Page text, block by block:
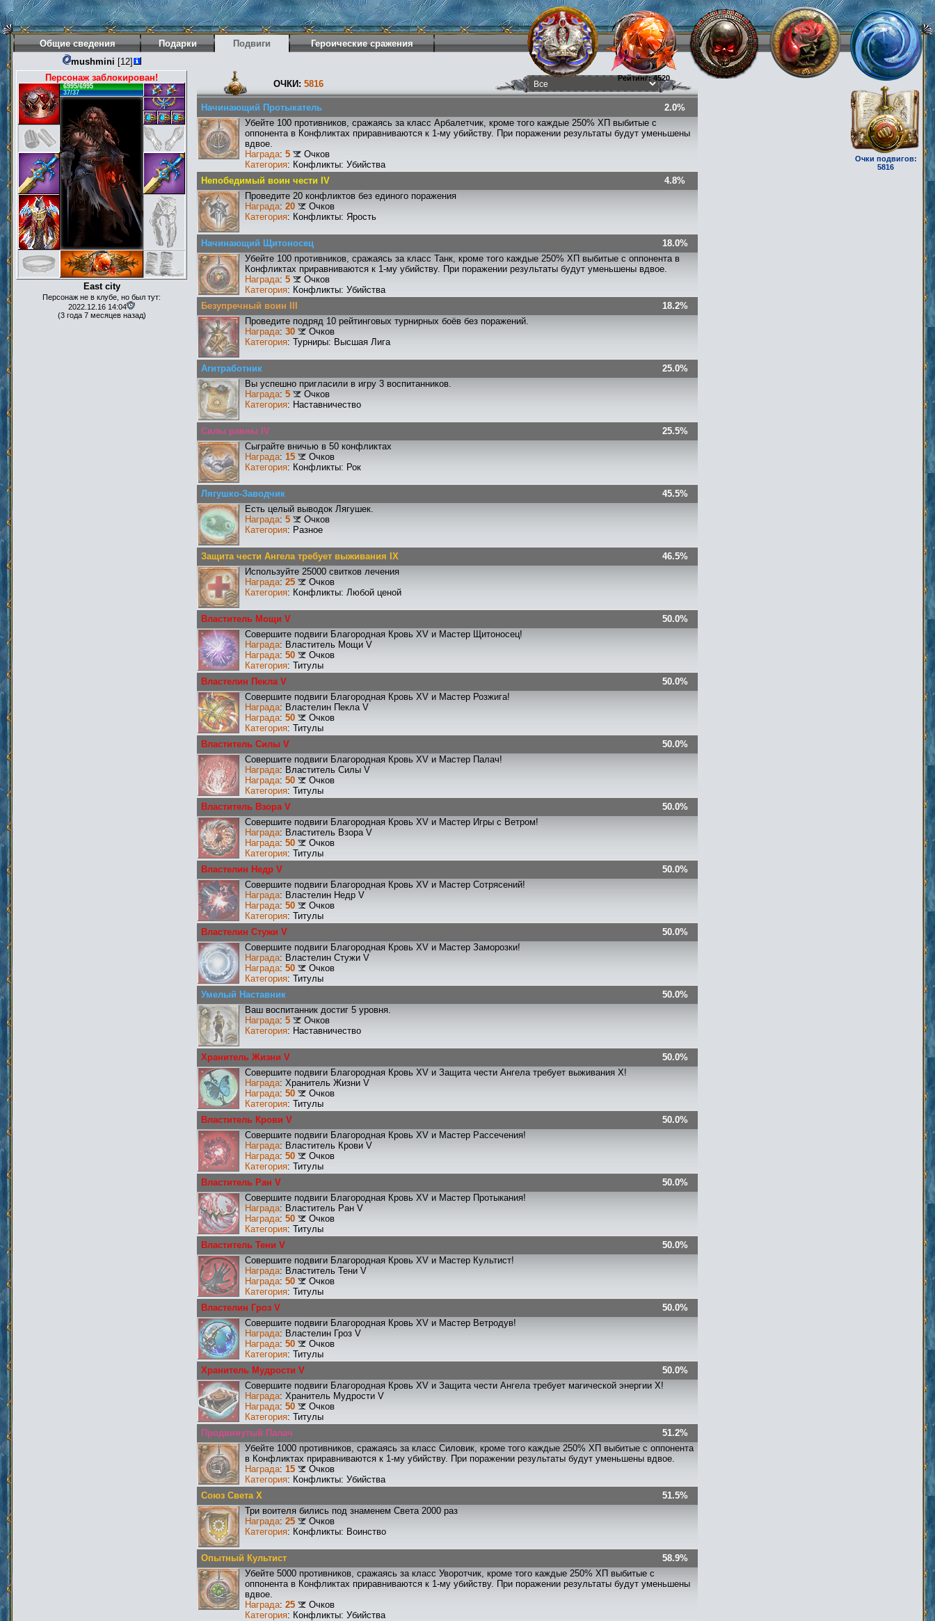
Рейтинг: 4520
Очки подвигов:
5816
Общие сведения Подарки Подвиги
Героические сражения
mushmini [12]
Персонаж заблокирован!
6995/6995
37/37
East city
Персонаж не в клубе, но был тут:
2022.12.16 14:04
(3 года 7 месяцев назад)
ОЧКИ: 5816
Начинающий Протыкатель
2.0%
Убейте 100 противников, сражаясь за класс Арбалетчик, кроме того каждые 250% ХП выбитые с
оппонента в Конфликтах приравниваются к 1-му убийству. При поражении результаты будут уменьшены
вдвое.
Награда: 5
Очков
Категория: Конфликты: Убийства
Непобедимый воин чести IV
4.8%
Проведите 20 конфликтов без единого поражения
Награда: 20
Очков
Категория: Конфликты: Ярость
Начинающий Щитоносец
18.0%
Убейте 100 противников, сражаясь за класс Танк, кроме того каждые 250% ХП выбитые с оппонента в
Конфликтах приравниваются к 1-му убийству. При поражении результаты будут уменьшены вдвое.
Награда: 5
Очков
Категория: Конфликты: Убийства
Безупречный воин III
18.2%
Проведите подряд 10 рейтинговых турнирных боёв без поражений.
Награда: 30
Очков
Категория: Турниры: Высшая Лига
Агитработник
25.0%
Вы успешно пригласили в игру 3 воспитанников.
Награда: 5
Очков
Категория: Наставничество
Силы равны IV
25.5%
Сыграйте вничью в 50 конфликтах
Награда: 15
Очков
Категория: Конфликты: Рок
Лягушко-Заводчик
45.5%
Есть целый выводок Лягушек.
Награда: 5
Очков
Категория: Разное
Защита чести Ангела требует выживания IX
46.5%
Используйте 25000 свитков лечения
Награда: 25
Очков
Категория: Конфликты: Любой ценой
Властитель Мощи V
50.0%
Совершите подвиги Благородная Кровь XV и Мастер Щитоносец!
Награда: Властитель Мощи V
Награда: 50
Очков
Категория: Титулы
Властелин Пекла V
50.0%
Совершите подвиги Благородная Кровь XV и Мастер Розжига!
Награда: Властелин Пекла V
Награда: 50
Очков
Категория: Титулы
Властитель Силы V
50.0%
Совершите подвиги Благородная Кровь XV и Мастер Палач!
Награда: Властитель Силы V
Награда: 50
Очков
Категория: Титулы
Властитель Взора V
50.0%
Совершите подвиги Благородная Кровь XV и Мастер Игры с Ветром!
Награда: Властитель Взора V
Награда: 50
Очков
Категория: Титулы
Властелин Недр V
50.0%
Совершите подвиги Благородная Кровь XV и Мастер Сотрясений!
Награда: Властелин Недр V
Награда: 50
Очков
Категория: Титулы
Властелин Стужи V
50.0%
Совершите подвиги Благородная Кровь XV и Мастер Заморозки!
Награда: Властелин Стужи V
Награда: 50
Очков
Категория: Титулы
Умелый Наставник
50.0%
Ваш воспитанник достиг 5 уровня.
Награда: 5
Очков
Категория: Наставничество
Хранитель Жизни V
50.0%
Совершите подвиги Благородная Кровь XV и Защита чести Ангела требует выживания X!
Награда: Хранитель Жизни V
Награда: 50
Очков
Категория: Титулы
Властитель Крови V
50.0%
Совершите подвиги Благородная Кровь XV и Мастер Рассечения!
Награда: Властитель Крови V
Награда: 50
Очков
Категория: Титулы
Властитель Ран V
50.0%
Совершите подвиги Благородная Кровь XV и Мастер Протыкания!
Награда: Властитель Ран V
Награда: 50
Очков
Категория: Титулы
Властитель Тени V
50.0%
Совершите подвиги Благородная Кровь XV и Мастер Культист!
Награда: Властитель Тени V
Награда: 50
Очков
Категория: Титулы
Властелин Гроз V
50.0%
Совершите подвиги Благородная Кровь XV и Мастер Ветродув!
Награда: Властелин Гроз V
Награда: 50
Очков
Категория: Титулы
Хранитель Мудрости V
50.0%
Совершите подвиги Благородная Кровь XV и Защита чести Ангела требует магической энергии X!
Награда: Хранитель Мудрости V
Награда: 50
Очков
Категория: Титулы
Продвинутый Палач
51.2%
Убейте 1000 противников, сражаясь за класс Силовик, кроме того каждые 250% ХП выбитые с оппонента
в Конфликтах приравниваются к 1-му убийству. При поражении результаты будут уменьшены вдвое.
Награда: 15
Очков
Категория: Конфликты: Убийства
Союз Света X
51.5%
Три воителя бились под знаменем Света 2000 раз
Награда: 25
Очков
Категория: Конфликты: Воинство
Опытный Культист
58.9%
Убейте 5000 противников, сражаясь за класс Уворотчик, кроме того каждые 250% ХП выбитые с
оппонента в Конфликтах приравниваются к 1-му убийству. При поражении результаты будут уменьшены
вдвое.
Награда: 25
Очков
Категория: Конфликты: Убийства